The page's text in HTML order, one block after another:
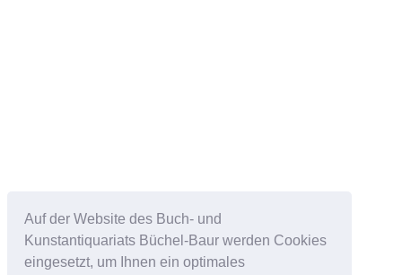
Auf der Website des Buch- und
Kunstantiquariats Büchel-Baur werden Cookies
eingesetzt, um Ihnen ein optimales